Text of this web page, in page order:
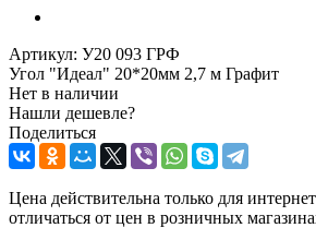
Артикул: У20 093 ГРФ
Угол "Идеал" 20*20мм 2,7 м Графит
Нет в наличии
Нашли дешевле?
Поделиться
Цена действительна только для
отличаться от цен в розничных